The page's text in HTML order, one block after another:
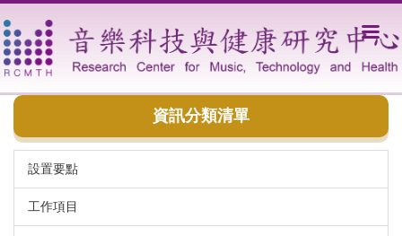
到
主
要
容
資訊分類清單
設置要點
工作項目